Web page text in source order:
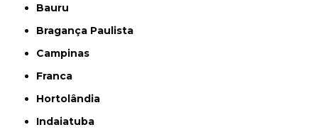
Bauru
Bragança Paulista
Campinas
Franca
Hortolândia
Indaiatuba